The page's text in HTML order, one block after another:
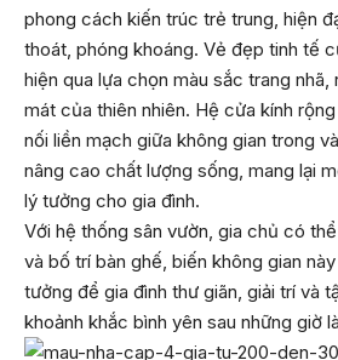
phong cách kiến trúc trẻ trung, hiện
thoát, phóng khoáng. Vẻ đẹp tinh tế
hiện qua lựa chọn màu sắc trang nhã,
mát của thiên nhiên. Hệ cửa kính
nối liền mạch giữa không gian trong
nâng cao chất lượng sống, mang lại
lý tưởng cho gia đình.
Với hệ thống sân vườn, gia chủ có
và bố trí bàn ghế, biến không gian
tưởng để gia đình thư giãn, giải trí và
khoảnh khắc bình yên sau những giờ